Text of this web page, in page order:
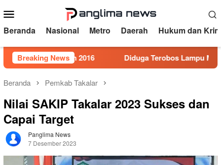
ke
kontenMobile
Beranda Nasional Metro Daerah Hukum dan
Breaking News
5 Tahun 2016 Diduga Terobos Lampu Merah,
Beranda Pemkab Takalar
Nilai SAKIP Takalar 2023 Sukses dan
Capai Target
Panglima News
7 Desember 2023